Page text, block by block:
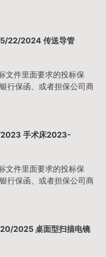
5/22/2024 传送导管
文件里面要求的投标保
行保函、或者担保公司商
2023 手术床2023-
文件里面要求的投标保
行保函、或者担保公司商
2025 桌面型扫描电镜